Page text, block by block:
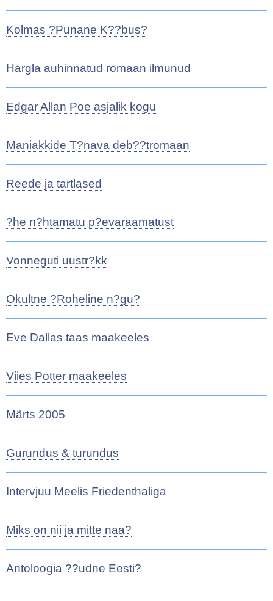
Kolmas ?Punane K??bus?
Hargla auhinnatud romaan ilmunud
Edgar Allan Poe asjalik kogu
Maniakkide T?nava deb??tromaan
Reede ja tartlased
?he n?htamatu p?evaraamatust
Vonneguti uustr?kk
Okultne ?Roheline n?gu?
Eve Dallas taas maakeeles
Viies Potter maakeeles
Märts 2005
Gurundus & turundus
Intervjuu Meelis Friedenthaliga
Miks on nii ja mitte naa?
Antoloogia ??udne Eesti?